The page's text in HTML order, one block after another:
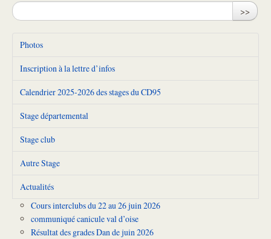
>>
Photos
Inscription à la lettre d’infos
Calendrier 2025-2026 des stages du CD95
Stage départemental
Stage club
Autre Stage
Actualités
Cours interclubs du 22 au 26 juin 2026
communiqué canicule val d’oise
Résultat des grades Dan de juin 2026